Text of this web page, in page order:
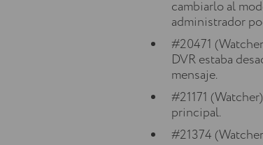
cambiarlo al
administrador
#20471
DVR estaba
mensaje.
#21171
principal.
#21374